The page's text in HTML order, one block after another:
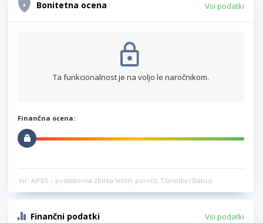
Bonitetna ocena Vsi podatki
Ta funkcionalnost je na voljo le naročnikom.
Finančna ocena:
Vir: AJPES – podatkovna zbirka letnih poročil, TSmedia (Status)
Finančni podatki Vsi podatki